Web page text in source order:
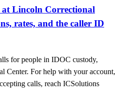
Lincoln Correctional
rates, and the caller ID
for people in IDOC custody,
Center. For help with your account,
calls, reach ICSolutions